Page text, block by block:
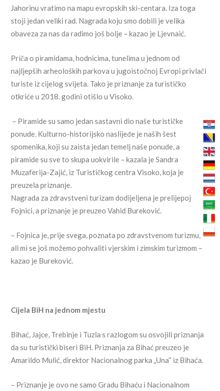
Jahorinu vratimo na mapu evropskih ski-centara. Iza toga
stoji jedan veliki rad. Nagrada koju smo dobili je velika
obaveza za nas da radimo još bolje – kazao je Ljevnaić.
Priča o piramidama, hodnicima, tunelima u jednom od
najljepših arheoloških parkova u jugoistočnoj Evropi privlači
turiste iz cijelog svijeta. Tako je priznanje za turističko
otkriće u 2018. godini otišlo u Visoko.
– Piramide su samo jedan sastavni dio naše turističke
ponude. Kulturno-historijsko naslijeđe je naših šest
spomenika, koji su zaista jedan temelj naše ponude, a
piramide su sve to skupa uokvirile – kazala je Sandra
Muzaferija-Zajić, iz Turističkog centra Visoko, koja je
preuzela priznanje.
Nagrada za zdravstveni turizam dodijeljena je prelijepoj
Fojnici, a priznanje je preuzeo Vahid Bureković.
– Fojnica je, prije svega, poznata po zdravstvenom turizmu,
ali mi se još možemo pohvaliti vjerskim i zimskim turizmom –
kazao je Bureković.
Cijela BiH na jednom mjestu
Bihać, Jajce, Trebinje i Tuzla s razlogom su osvojili priznanja
da su turistički biseri BiH. Priznanja za Bihać preuzeo je
Amarildo Mulić, direktor Nacionalnog parka „Una“ iz Bihaća.
– Priznanje je ovo ne samo Gradu Bihaću i Nacionalnom